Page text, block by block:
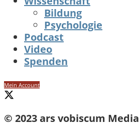
Bildung
Psychologie
Podcast
Video
Spenden
Mein Account
© 2023 ars vobiscum